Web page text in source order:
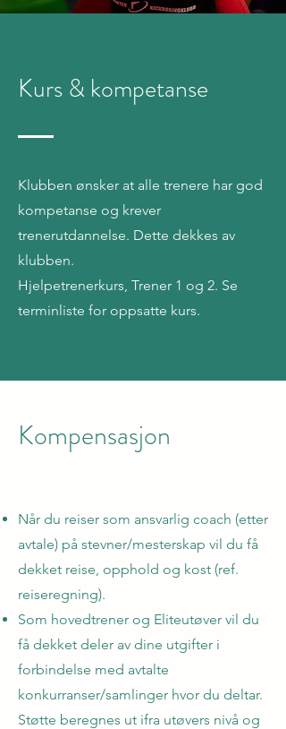
Kurs & kompetanse
Klubben ønsker at alle trenere har god
kompetanse og krever
trenerutdannelse. Dette dekkes av
klubben.
Hjelpetrenerkurs, Trener 1 og 2. Se
terminliste for oppsatte kurs.
Kompensasjon
Når du reiser som ansvarlig coach (etter
avtale) på stevner/mesterskap vil du få
dekket reise, opphold og kost (ref.
reiseregning).
Som hovedtrener og Eliteutøver vil du
få dekket deler av dine utgifter i
forbindelse med avtalte
konkurranser/samlinger hvor du deltar.
Støtte beregnes ut ifra utøvers nivå og